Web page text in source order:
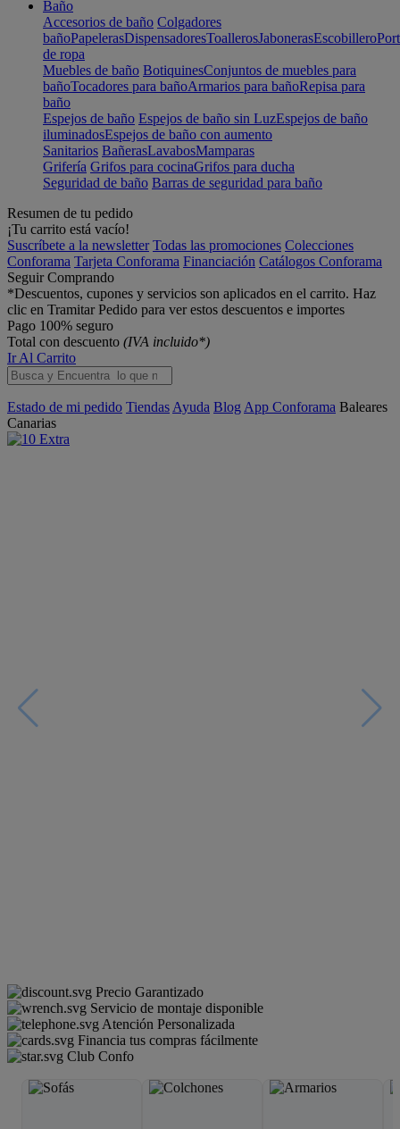
Baño
Accesorios de baño Colgadores
bañoPapelerasDispensadoresToallerosJabonerasEscobillero
de ropa
Muebles de baño BotiquinesConjuntos de muebles para
bañoTocadores para bañoArmarios para bañoRepisa para
baño
Espejos de baño Espejos de baño sin LuzEspejos de baño
iluminadosEspejos de baño con aumento
Sanitarios BañerasLavabosMamparas
Grifería Grifos para cocinaGrifos para ducha
Seguridad de baño Barras de seguridad para baño
Resumen de tu pedido
¡Tu carrito está vacío!
Suscríbete a la newsletter Todas las promociones Colecciones
Conforama Tarjeta Conforama Financiación Catálogos Conforama
Seguir Comprando
*Descuentos, cupones y servicios son aplicados en el carrito. Haz
clic en Tramitar Pedido para ver estos descuentos e importes
Pago 100% seguro
Total con descuento (IVA incluido*)
Ir Al Carrito
Estado de mi pedido Tiendas Ayuda Blog App Conforama Baleares
Canarias
Precio Garantizado
Servicio de montaje disponible
Atención Personalizada
Financia tus compras fácilmente
Club Confo